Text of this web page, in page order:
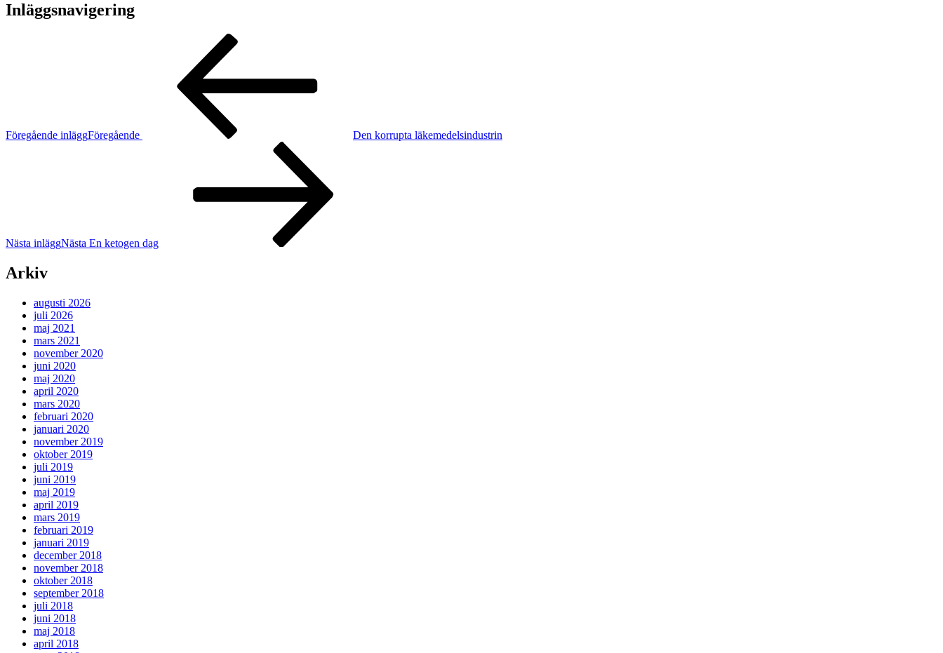
Inläggsnavigering
Föregående inläggFöregående Den korrupta läkemedelsindustrin
Nästa inläggNästa En ketogen dag
Arkiv
augusti 2026
juli 2026
maj 2021
mars 2021
november 2020
juni 2020
maj 2020
april 2020
mars 2020
februari 2020
januari 2020
november 2019
oktober 2019
juli 2019
juni 2019
maj 2019
april 2019
mars 2019
februari 2019
januari 2019
december 2018
november 2018
oktober 2018
september 2018
juli 2018
juni 2018
maj 2018
april 2018